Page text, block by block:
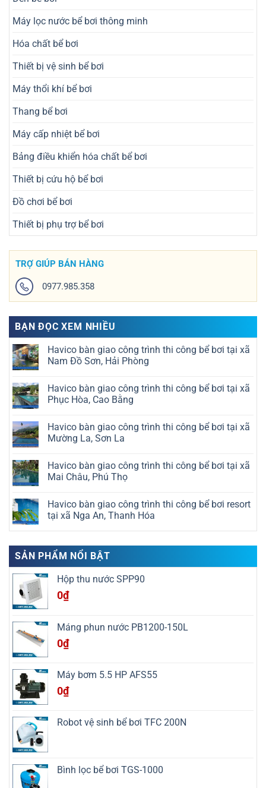
Máy lọc nước bể bơi thông minh
Hóa chất bể bơi
Thiết bị vệ sinh bể bơi
Máy thổi khí bể bơi
Thang bể bơi
Máy cấp nhiệt bể bơi
Bảng điều khiển hóa chất bể bơi
Thiết bị cứu hộ bể bơi
Đồ chơi bể bơi
Thiết bị phụ trợ bể bơi
TRỢ GIÚP BÁN HÀNG
0977.985.358
BẠN ĐỌC XEM NHIỀU
Havico bàn giao công trình thi công bể bơi tại xã
Nam Đồ Sơn, Hải Phòng
bình
luận
ở
giao
công
trình
bể
bơi
tại
Đồ
Sơn,
Hải
Havico bàn giao công trình thi công bể bơi tại xã
Phục Hòa, Cao Bằng
bình
luận
ở
giao
công
trình
bể
bơi
tại
Cao
Bằng
Havico bàn giao công trình thi công bể bơi tại xã
Mường La, Sơn La
bình
luận
ở
giao
công
trình
bơi
tại
xã
Mường
Havico bàn giao công trình thi công bể bơi tại xã
Mai Châu, Phú Thọ
bình
luận
ở
công
trình
thi
công
Châu,
Phú
Havico bàn giao công trình thi công bể bơi resort
tại xã Nga An, Thanh Hóa
luận
ở
Havico
bàn
giao
trình
bể
bơi
Nga
Thanh
SẢN PHẨM NỔI BẬT
Hộp thu nước SPP90
0₫
Máng phun nước PB1200-150L
0₫
Máy bơm 5.5 HP AFS55
0₫
Robot vệ sinh bể bơi TFC 200N
Bình lọc bể bơi TGS-1000